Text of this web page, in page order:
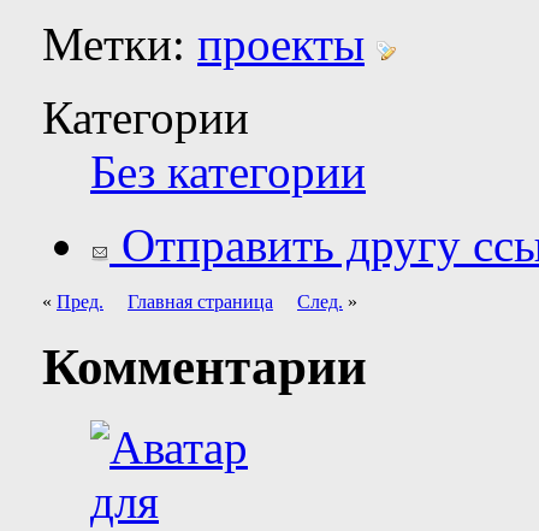
Метки: проекты
Категории
Без категории
Отправить другу
« Пред. Главная страница След. »
Комментарии